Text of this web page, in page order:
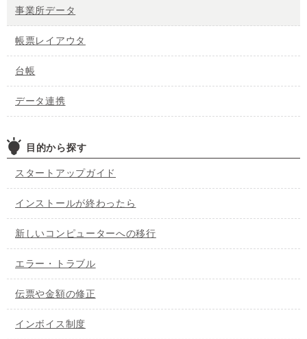
事業所データ
帳票レイアウタ
台帳
データ連携
目的から探す
スタートアップガイド
インストールが終わったら
新しいコンピューターへの移行
エラー・トラブル
伝票や金額の修正
インボイス制度